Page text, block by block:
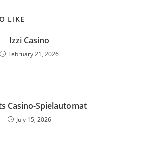
LIKE
Izzi Casino
February 21, 2026
Casino-Spielautomat
July 15, 2026